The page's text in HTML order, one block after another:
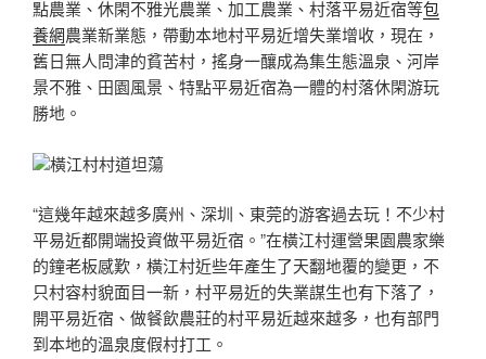
點農業、休閑不雅光農業、加工農業、村落平易近宿等包
養網農業新業態，帶動本地村平易近增失業增收，現在，
舊日無人問津的貧苦村，搖身一釀成為集生態溫泉、河岸
景不雅、田園風景、特點平易近宿為一體的村落休閑游玩
勝地。
橫江村村道坦蕩
“這幾年越來越多廣州、深圳、東莞的游客過去玩！不少村
平易近都開端投資做平易近宿。”在橫江村運營果園農家樂
的鐘老板感歎，橫江村近些年產生了天翻地覆的變更，不
只村容村貌面目一新，村平易近的失業謀生也有下落了，
開平易近宿、做餐飲農莊的村平易近越來越多，也有部門
到本地的溫泉度假村打工。